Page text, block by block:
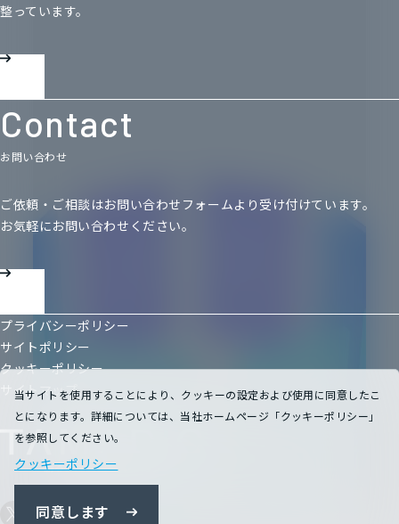
当サイトを使用することにより、クッキーの設定および使用に同意したこ
とになります。詳細については、当社ホームページ「クッキーポリシー」
を参照してください。
クッキーポリシー
同意します
整っています。
Contact
お問い合わせ
ご依頼・ご相談はお問い合わせフォームより受け付けています。
お気軽にお問い合わせください。
プライバシーポリシー
サイトポリシー
クッキーポリシー
サイトマップ